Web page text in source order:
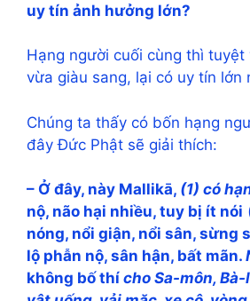
uy tín ảnh hưởng lớn?
Hạng người cuối cùng thì tuyệt
vừa giàu sang, lại có uy tín lớn
Chúng ta thấy có bốn hạng
đây Đức Phật sẽ giải thích:
– Ở đây, này Mallikā, (1) có
nộ, não hại nhiều, tuy bị ít nói
nóng, nổi giận, nổi sân, sừng
lộ phẫn nộ, sân hận, bất mãn.
không bố thí cho Sa-môn,